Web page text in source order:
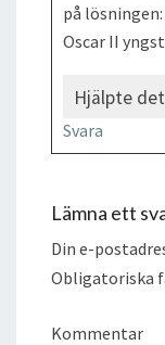
på lösningen:
Oscar II
Hjälpte
Svara
Lämna ett
Din e-
Obligatoriska
Kommentar